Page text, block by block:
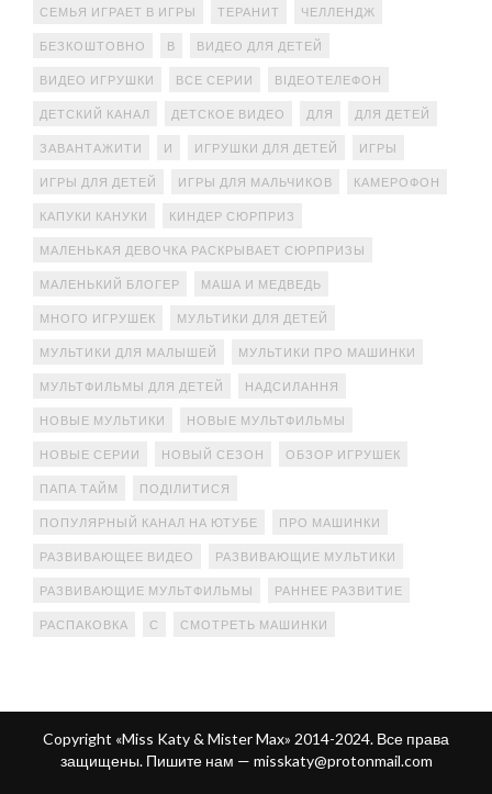
СЕМЬЯ ИГРАЕТ В ИГРЫ ТЕРАНИТ ЧЕЛЛЕНДЖ
БЕЗКОШТОВНО В ВИДЕО ДЛЯ ДЕТЕЙ
ВИДЕО ИГРУШКИ ВСЕ СЕРИИ ВІДЕОТЕЛЕФОН
ДЕТСКИЙ КАНАЛ ДЕТСКОЕ ВИДЕО ДЛЯ ДЛЯ ДЕТЕЙ
ЗАВАНТАЖИТИ И ИГРУШКИ ДЛЯ ДЕТЕЙ ИГРЫ
ИГРЫ ДЛЯ ДЕТЕЙ ИГРЫ ДЛЯ МАЛЬЧИКОВ КАМЕРОФОН
КАПУКИ КАНУКИ КИНДЕР СЮРПРИЗ
МАЛЕНЬКАЯ ДЕВОЧКА РАСКРЫВАЕТ СЮРПРИЗЫ
МАЛЕНЬКИЙ БЛОГЕР МАША И МЕДВЕДЬ
МНОГО ИГРУШЕК МУЛЬТИКИ ДЛЯ ДЕТЕЙ
МУЛЬТИКИ ДЛЯ МАЛЫШЕЙ МУЛЬТИКИ ПРО МАШИНКИ
МУЛЬТФИЛЬМЫ ДЛЯ ДЕТЕЙ НАДСИЛАННЯ
НОВЫЕ МУЛЬТИКИ НОВЫЕ МУЛЬТФИЛЬМЫ
НОВЫЕ СЕРИИ НОВЫЙ СЕЗОН ОБЗОР ИГРУШЕК
ПАПА ТАЙМ ПОДІЛИТИСЯ
ПОПУЛЯРНЫЙ КАНАЛ НА ЮТУБЕ ПРО МАШИНКИ
РАЗВИВАЮЩЕЕ ВИДЕО РАЗВИВАЮЩИЕ МУЛЬТИКИ
РАЗВИВАЮЩИЕ МУЛЬТФИЛЬМЫ РАННЕЕ РАЗВИТИЕ
РАСПАКОВКА С СМОТРЕТЬ МАШИНКИ
Copyright «Miss Katy & Mister Max» 2014-2024. Все права
защищены. Пишите нам — misskaty@protonmail.com